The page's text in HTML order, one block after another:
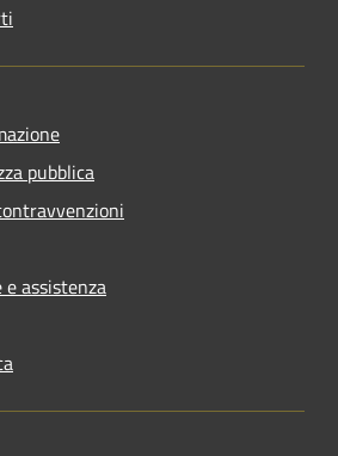
pubblica
assistenza